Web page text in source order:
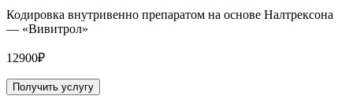
Кодировка внутривенно препаратом на основе Налтрексона
— «Вивитрол»
12900₽
Получить услугу